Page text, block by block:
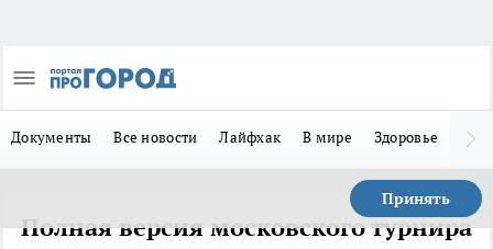
Документы Все новости Лайфхак В мире Здоровье
Принять
Полная версия московского турнира